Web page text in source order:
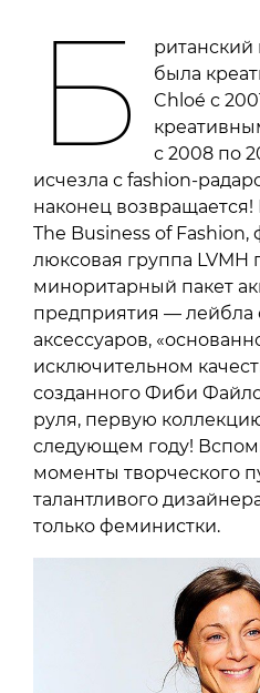
Б
ританский
была
Chloé с
с 2008 по
исчезла с fashion-
наконец
The Business of Fashion,
люксовая группа LVMH
миноритарный пакет
предприятия — лейбла
аксессуаров,
исключительном
созданного Фиби
руля, первую
следующем году!
моменты творческого
талантливого
только феминистки.